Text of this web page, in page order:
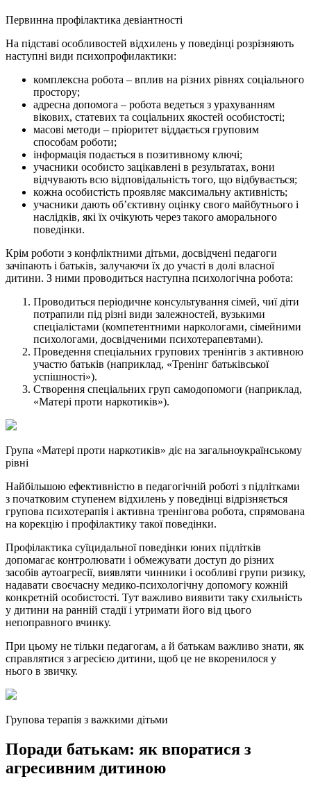
Первинна профілактика девіантності
На підставі особливостей відхилень у поведінці розрізняють
наступні види психопрофилактики:
комплексна робота – вплив на різних рівнях соціального
простору;
адресна допомога – робота ведеться з урахуванням
вікових, статевих та соціальних якостей особистості;
масові методи – пріоритет віддається груповим
способам роботи;
інформація подається в позитивному ключі;
учасники особисто зацікавлені в результатах, вони
відчувають всю відповідальність того, що відбувається;
кожна особистість проявляє максимальну активність;
учасники дають об’єктивну оцінку свого майбутнього і
наслідків, які їх очікують через такого аморального
поведінки.
Крім роботи з конфліктними дітьми, досвідчені педагоги
зачіпають і батьків, залучаючи їх до участі в долі власної
дитини. З ними проводиться наступна психологічна робота:
Проводиться періодичне консультування сімей, чиї діти
потрапили під різні види залежностей, вузькими
спеціалістами (компетентними наркологами, сімейними
психологами, досвідченими психотерапевтами).
Проведення спеціальних групових тренінгів з активною
участю батьків (наприклад, «Тренінг батьківської
успішності»).
Створення спеціальних груп самодопомоги (наприклад,
«Матері проти наркотиків»).
Група «Матері проти наркотиків» діє на загальноукраїнському
рівні
Найбільшою ефективністю в педагогічній роботі з підлітками
з початковим ступенем відхилень у поведінці відрізняється
групова психотерапія і активна тренінгова робота, спрямована
на корекцію і профілактику такої поведінки.
Профілактика суїцидальної поведінки юних підлітків
допомагає контролювати і обмежувати доступ до різних
засобів аутоагресії, виявляти чинники і особливі групи ризику,
надавати своєчасну медико-психологічну допомогу кожній
конкретній особистості. Тут важливо виявити таку схильність
у дитини на ранній стадії і утримати його від цього
непоправного вчинку.
При цьому не тільки педагогам, а й батькам важливо знати, як
справлятися з агресією дитини, щоб це не вкоренилося у
нього в звичку.
Групова терапія з важкими дітьми
Поради батькам: як впоратися з
агресивним дитиною